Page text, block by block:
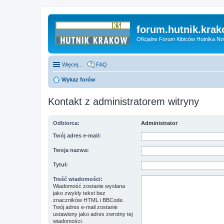
Oficjalne Forum Kibiców Hutnika
Więcej… FAQ
Wykaz forów
Kontakt z administratorem witryny
Odbiorca: Administrator
Twój adres e-mail:
Twoja nazwa:
Tytuł:
Treść wiadomości:
Wiadomość zostanie wysłana
jako zwykły tekst bez
znaczników HTML i BBCode.
Twój adres e-mail zostanie
ustawiony jako adres zwrotny tej
wiadomości.